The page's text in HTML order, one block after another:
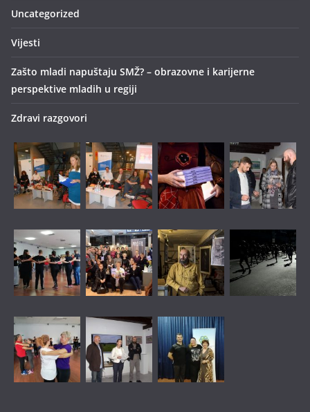
Uncategorized
Vijesti
Zašto mladi napuštaju SMŽ? – obrazovne i karijerne
perspektive mladih u regiji
Zdravi razgovori